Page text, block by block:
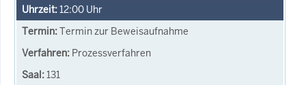
12:00 Uhr
Termin zur Beweisaufnahme
Prozessverfahren
131